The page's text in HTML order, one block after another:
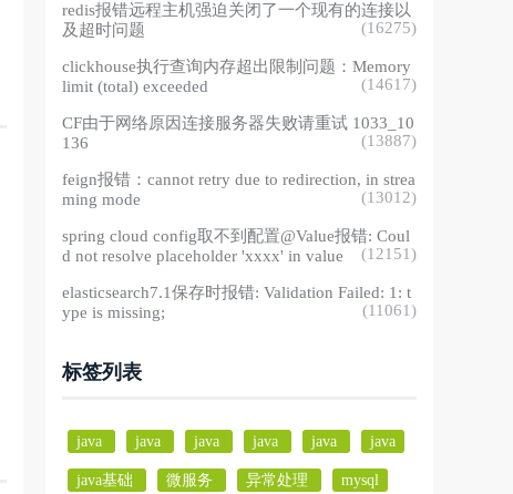
redis报错远程主机强迫关闭了一个现有的连接以
及超时问题
(16275)
clickhouse执行查询内存超出限制问题：Memory
limit (total) exceeded
(14617)
CF由于网络原因连接服务器失败请重试 1033_10
136
(13887)
feign报错：cannot retry due to redirection, in strea
ming mode
(13012)
spring cloud config取不到配置@Value报错: Coul
d not resolve placeholder 'xxxx' in value
(12151)
elasticsearch7.1保存时报错: Validation Failed: 1: t
ype is missing;
(11061)
标签列表
java java java java java java
java基础 微服务 异常处理 mysql